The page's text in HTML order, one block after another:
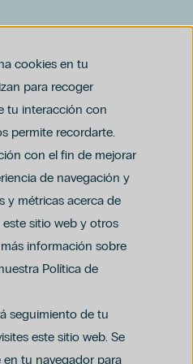
cookies en tu
para recoger
tu interacción con
permite recordarte.
con el fin de mejorar
de navegación y
y métricas acerca de
sitio web y otros
información sobre
Política de
seguimiento de tu
este sitio web. Se
tu navegador para